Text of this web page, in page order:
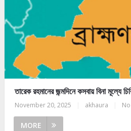
তারেক রহমানের জন্মদিনে কসবায় বিনা মূল্যে
November 20, 2025 akhaura
MORE